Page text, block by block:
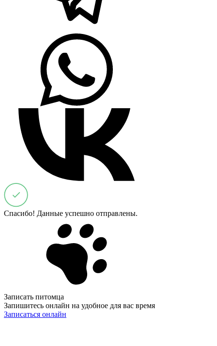
Спасибо! Данные успешно отправлены.
Записать питомца
Запишитесь онлайн на удобное для вас время
Записаться онлайн